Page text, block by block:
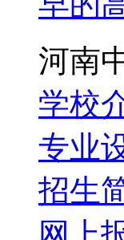
河南
学校
专业
招生